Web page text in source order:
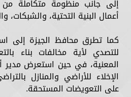
إلى جانب منظومة متكاملة
أعمال البنية التحتية، والشبكات،
كما تطرق محافظ الجيزة إلى
للتصدي لأية مخالفات بناء
المعنية، في حين استعرض مدير
الإخلاء للأراضي والمنازل
على التعويضات المستحقة.